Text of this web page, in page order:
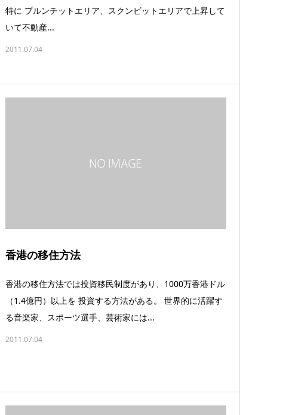
特に プルンチットエリア、スクンビットエリアで上昇して
いて不動産...
2011.07.04
香港の移住方法
香港の移住方法では投資移民制度があり、1000万香港ドル
（1.4億円）以上を 投資する方法がある。 世界的に活躍す
る音楽家、スポーツ選手、芸術家には...
2011.07.04